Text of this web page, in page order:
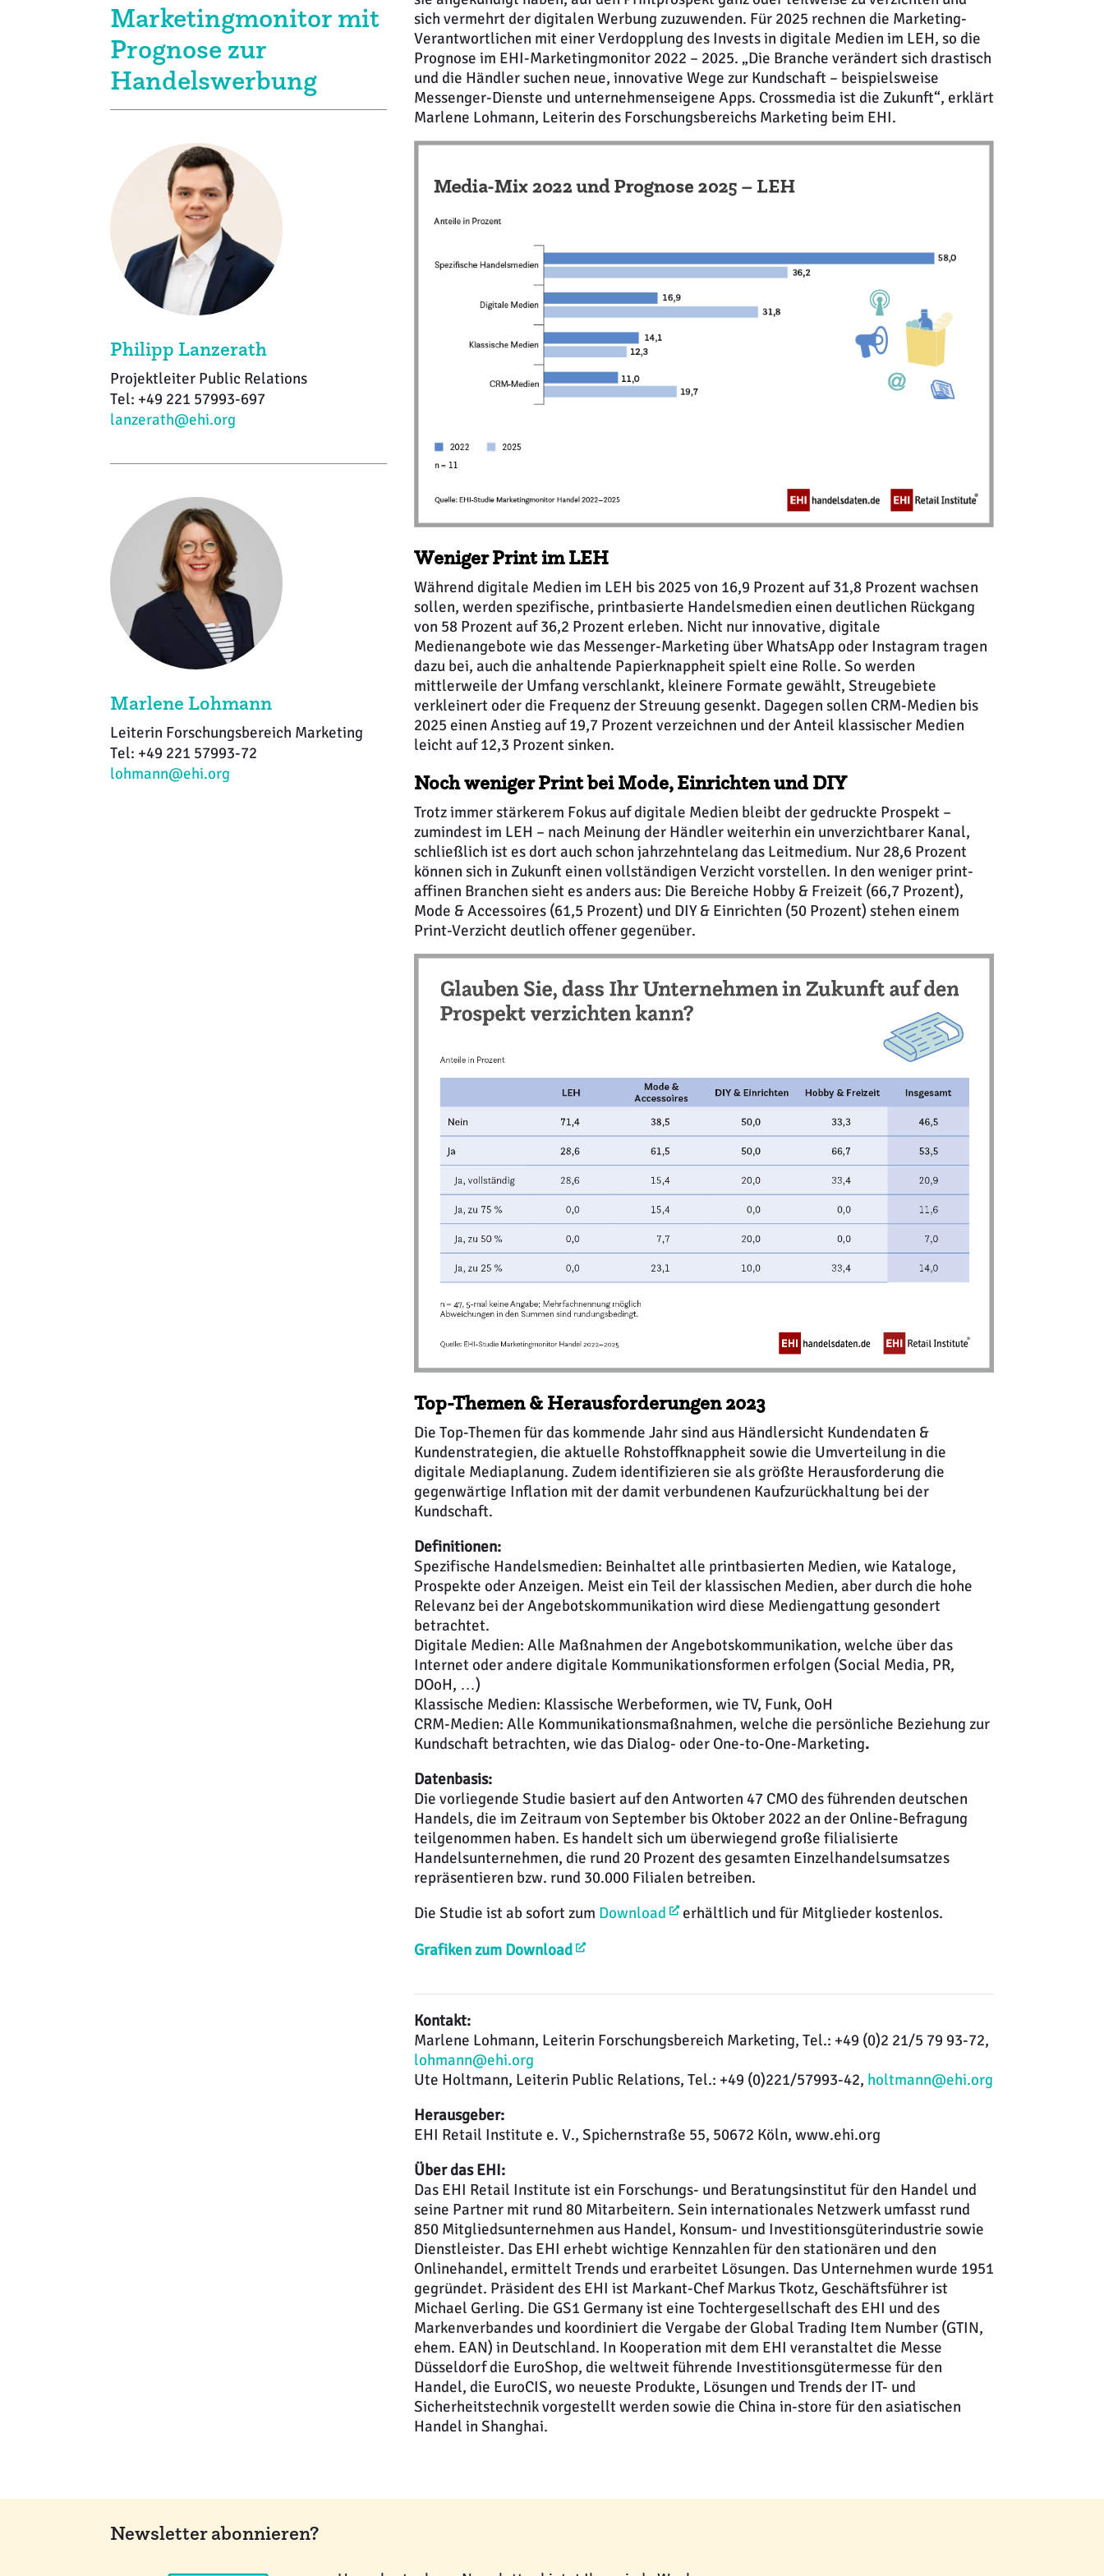
Marketingmonitor mit
Prognose zur
Handelswerbung
Philipp Lanzerath
Projektleiter Public Relations
Tel: +49 221 57993-697
lanzerath@ehi.org
Marlene Lohmann
Leiterin Forschungsbereich Marketing
Tel: +49 221 57993-72
lohmann@ehi.org
sich vermehrt der digitalen Werbung zuzuwenden. Für 2025 rechnen die Marketing-
Verantwortlichen mit einer Verdopplung des Invests in digitale Medien im LEH, so die
Prognose im EHI-Marketingmonitor 2022 – 2025. „Die Branche verändert sich drastisch
und die Händler suchen neue, innovative Wege zur Kundschaft – beispielsweise
Messenger-Dienste und unternehmenseigene Apps. Crossmedia ist die Zukunft“, erklärt
Marlene Lohmann, Leiterin des Forschungsbereichs Marketing beim EHI.
Weniger Print im LEH
Während digitale Medien im LEH bis 2025 von 16,9 Prozent auf 31,8 Prozent wachsen
sollen, werden spezifische, printbasierte Handelsmedien einen deutlichen Rückgang
von 58 Prozent auf 36,2 Prozent erleben. Nicht nur innovative, digitale
Medienangebote wie das Messenger-Marketing über WhatsApp oder Instagram tragen
dazu bei, auch die anhaltende Papierknappheit spielt eine Rolle. So werden
mittlerweile der Umfang verschlankt, kleinere Formate gewählt, Streugebiete
verkleinert oder die Frequenz der Streuung gesenkt. Dagegen sollen CRM-Medien bis
2025 einen Anstieg auf 19,7 Prozent verzeichnen und der Anteil klassischer Medien
leicht auf 12,3 Prozent sinken.
Noch weniger Print bei Mode, Einrichten und DIY
Trotz immer stärkerem Fokus auf digitale Medien bleibt der gedruckte Prospekt –
zumindest im LEH – nach Meinung der Händler weiterhin ein unverzichtbarer Kanal,
schließlich ist es dort auch schon jahrzehntelang das Leitmedium. Nur 28,6 Prozent
können sich in Zukunft einen vollständigen Verzicht vorstellen. In den weniger print-
affinen Branchen sieht es anders aus: Die Bereiche Hobby & Freizeit (66,7 Prozent),
Mode & Accessoires (61,5 Prozent) und DIY & Einrichten (50 Prozent) stehen einem
Print-Verzicht deutlich offener gegenüber.
Top-Themen & Herausforderungen 2023
Die Top-Themen für das kommende Jahr sind aus Händlersicht Kundendaten &
Kundenstrategien, die aktuelle Rohstoffknappheit sowie die Umverteilung in die
digitale Mediaplanung. Zudem identifizieren sie als größte Herausforderung die
gegenwärtige Inflation mit der damit verbundenen Kaufzurückhaltung bei der
Kundschaft.
Definitionen:
Spezifische Handelsmedien: Beinhaltet alle printbasierten Medien, wie Kataloge,
Prospekte oder Anzeigen. Meist ein Teil der klassischen Medien, aber durch die hohe
Relevanz bei der Angebotskommunikation wird diese Mediengattung gesondert
betrachtet.
Digitale Medien: Alle Maßnahmen der Angebotskommunikation, welche über das
Internet oder andere digitale Kommunikationsformen erfolgen (Social Media, PR,
DOoH, …)
Klassische Medien: Klassische Werbeformen, wie TV, Funk, OoH
CRM-Medien: Alle Kommunikationsmaßnahmen, welche die persönliche Beziehung zur
Kundschaft betrachten, wie das Dialog- oder One-to-One-Marketing.
Datenbasis:
Die vorliegende Studie basiert auf den Antworten 47 CMO des führenden deutschen
Handels, die im Zeitraum von September bis Oktober 2022 an der Online-Befragung
teilgenommen haben. Es handelt sich um überwiegend große filialisierte
Handelsunternehmen, die rund 20 Prozent des gesamten Einzelhandelsumsatzes
repräsentieren bzw. rund 30.000 Filialen betreiben.
Die Studie ist ab sofort zum Download
erhältlich und für Mitglieder kostenlos.
Grafiken zum Download
Kontakt:
Marlene Lohmann, Leiterin Forschungsbereich Marketing, Tel.: +49 (0)2 21/5 79 93-72,
lohmann@ehi.org
Ute Holtmann, Leiterin Public Relations, Tel.: +49 (0)221/57993-42, holtmann@ehi.org
Herausgeber:
EHI Retail Institute e. V., Spichernstraße 55, 50672 Köln, www.ehi.org
Über das EHI:
Das EHI Retail Institute ist ein Forschungs- und Beratungsinstitut für den Handel und
seine Partner mit rund 80 Mitarbeitern. Sein internationales Netzwerk umfasst rund
850 Mitgliedsunternehmen aus Handel, Konsum- und Investitionsgüterindustrie sowie
Dienstleister. Das EHI erhebt wichtige Kennzahlen für den stationären und den
Onlinehandel, ermittelt Trends und erarbeitet Lösungen. Das Unternehmen wurde 1951
gegründet. Präsident des EHI ist Markant-Chef Markus Tkotz, Geschäftsführer ist
Michael Gerling. Die GS1 Germany ist eine Tochtergesellschaft des EHI und des
Markenverbandes und koordiniert die Vergabe der Global Trading Item Number (GTIN,
ehem. EAN) in Deutschland. In Kooperation mit dem EHI veranstaltet die Messe
Düsseldorf die EuroShop, die weltweit führende Investitionsgütermesse für den
Handel, die EuroCIS, wo neueste Produkte, Lösungen und Trends der IT- und
Sicherheitstechnik vorgestellt werden sowie die China in-store für den asiatischen
Handel in Shanghai.
Newsletter abonnieren?
Klima + Energie
Ladenplanung + Einrichtung
Logistik + Verpackung
Public Relations